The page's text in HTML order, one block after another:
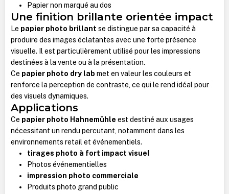
Papier non marqué au dos
Une finition brillante orientée impact
Le papier photo brillant se distingue par sa capacité à
produire des images éclatantes avec une forte présence
visuelle. Il est particulièrement utilisé pour les impressions
destinées à la vente ou à la présentation.
Ce papier photo dry lab met en valeur les couleurs et
renforce la perception de contraste, ce qui le rend idéal pour
des visuels dynamiques.
Applications
Ce papier photo Hahnemühle est destiné aux usages
nécessitant un rendu percutant, notamment dans les
environnements retail et événementiels.
tirages photo à fort impact visuel
Photos événementielles
impression photo commerciale
Produits photo grand public